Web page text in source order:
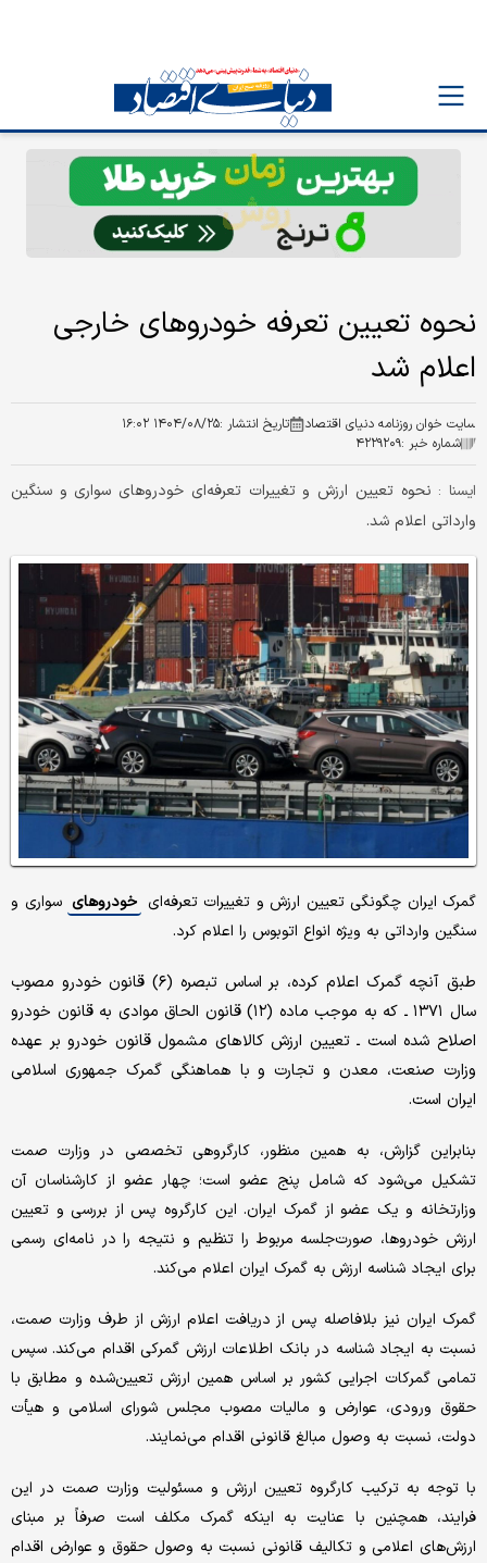
نحوه تعیین تعرفه‌ خودروهای خارجی
اعلام شد
سایت خوان روزنامه دنیای اقتصاد تاریخ انتشار :۱۴۰۴/۰۸/۲۵ ۱۶:۰۲
شماره خبر :۴۲۲۹۲۰۹
ایسنا : نحوه تعیین ارزش و تغییرات تعرفه‌ای خودروهای سواری و سنگین
وارداتی اعلام شد.
گمرک ایران چگونگی تعیین ارزش و تغییرات تعرفه‌ای خودروهای سواری و
سنگین وارداتی به ویژه انواع اتوبوس را اعلام کرد.
طبق آنچه گمرک اعلام کرده، بر اساس تبصره (۶) قانون خودرو مصوب
سال ۱۳۷۱ ـ که به موجب ماده (۱۲) قانون الحاق موادی به قانون خودرو
اصلاح شده است ـ تعیین ارزش کالاهای مشمول قانون خودرو بر عهده
وزارت صنعت، معدن و تجارت و با هماهنگی گمرک جمهوری اسلامی
ایران است.
بنابراین گزارش، به همین منظور، کارگروهی تخصصی در وزارت صمت
تشکیل می‌شود که شامل پنج عضو است؛ چهار عضو از کارشناسان آن
وزارتخانه و یک عضو از گمرک ایران. این کارگروه پس از بررسی و تعیین
ارزش خودروها، صورت‌جلسه مربوط را تنظیم و نتیجه را در نامه‌ای رسمی
برای ایجاد شناسه ارزش به گمرک ایران اعلام می‌کند.
گمرک ایران نیز بلافاصله پس از دریافت اعلام ارزش از طرف وزارت صمت،
نسبت به ایجاد شناسه در بانک اطلاعات ارزش گمرکی اقدام می‌کند. سپس
تمامی گمرکات اجرایی کشور بر اساس همین ارزش تعیین‌شده و مطابق با
حقوق ورودی، عوارض و مالیات مصوب مجلس شورای اسلامی و هیأت
دولت، نسبت به وصول مبالغ قانونی اقدام می‌نمایند.
با توجه به ترکیب کارگروه تعیین ارزش و مسئولیت وزارت صمت در این
فرایند، همچنین با عنایت به اینکه گمرک مکلف است صرفاً بر مبنای
ارزش‌های اعلامی و تکالیف قانونی نسبت به وصول حقوق و عوارض اقدام